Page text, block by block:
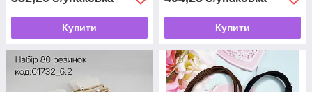
Купити Купити